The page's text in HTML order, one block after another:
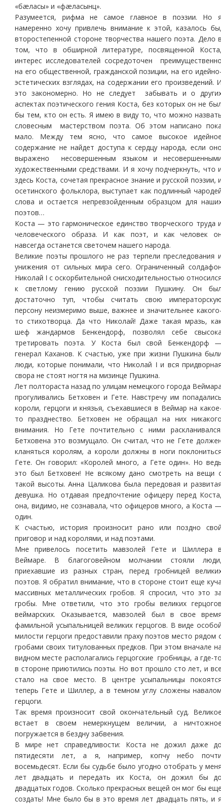
«бæласы» и «фæласынц».
Разумеется, рифма не самое главное в поэзии. Но
намеренно хочу привлечь внимание к этой, казалось
второстепенной стороне творчества нашего поэта. Дело
том, что в обширной литературе, посвященной
интерес исследователей сосредоточен
на его общественной, гражданской позиции, на его
эстетических взглядах, на содержании его произведений.
это закономерно. Но не следует забывать и о
аспектах поэтического гения Коста, без которых он не
бы тем, кто он есть. Я имею в виду то, что можно
словесным мастерством поэта. Об этом написано
мало. Между тем ясно, что самое высокое
содержание не найдет доступа к сердцу народа, если
выражено несовершенным языком и
художественными средствами. И я хочу подчеркнуть, что
здесь Коста, сочетая прекрасное знание и русской поэзии,
осетинского фольклора, выступает как подлинный
слова и остается непревзойденным образцом для
поэтов…
Коста — это гармоническое единство творческого труда
человеческого образа. И как поэт, и как человек
навсегда останется светочем нашего народа.
Великие поэты прошлого не раз терпели преследования
унижения от сильных мира сего. Ограниченный
Николай I с оскорбительной снисходительностью
к светлому гению русской поэзии Пушкину. Он
достаточно туп, чтобы считать свою
персону неизмеримо выше, важнее и значительнее
то стихотворца. Да что Николай! Даже такая мразь,
шеф жандармов Бенкендорф, позволял себе
третировать поэта. У Коста был свой Бенкендорф
генерал Каханов. К счастью, уже при жизни Пушкина
люди, которые понимали, что Николай I и вся
свора не стоят ногтя на мизинце Пушкина.
Лет полтораста назад по улицам немецкого города
прогуливались Бетховен и Гете. Навстречу им
короли, герцоги и князья, съехавшиеся в Веймар на
то празднество. Бетховен не обращал на них
внимания. Но Гете почтительно с ними
Бетховена это возмущало. Он считал, что не Гете
кланяться королям, а короли должны в ноги
Гете. Он говорил: «Королей много, а Гете один». Но
это был Бетховен! Не всякому дано смотреть на вещи
такой высоты. Анна Цаликова была передовая и
девушка. Но отдавая предпочтение офицеру перед
она, видимо, не сознавала, что офицеров много, а Коста
один.
К счастью, история произносит рано или поздно
приговор и над королями, и над поэтами.
Мне привелось посетить мавзолей Гете и Шиллера
Веймаре. В благоговейном молчании стояли
приехавшие из разных стран, перед гробницей
поэтов. Я обратил внимание, что в стороне стоит еще
массивных металлических гробов. Я спросил, что это
гробы. Мне ответили, что это гробы великих
веймарских. Оказывается, мавзолей был в свое
фамильной усыпальницей великих герцогов. В виде
милости герцоги предоставили праху поэтов место рядом
гробами своих титулованных предков. При этом вначале
видном месте располагались герцогские гробницы, а где-
в стороне приютились поэты. Но вот прошло сто лет, и
стало на свое место. В центре усыпальницы
теперь Гете и Шиллер, а в темном углу сложены
герцоги.
Так время произносит свой окончательный суд.
встает в своем немеркнущем величии, а
погружается в бездну забвения.
В мире нет справедливости: Коста не дожил даже
пятидесяти лет, а я, например, копчу небо
восемьдесят. Если бы судьбе было угодно отобрать у
лет двадцать и передать их Коста, он дожил бы
двадцатых годов. Сколько прекрасных вещей он мог бы
создать! Мне было бы в это время лет двадцать пять, и